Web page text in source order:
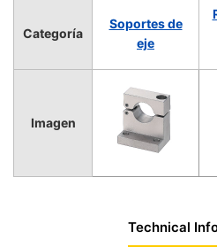
Categoría
Soportes de
eje
Imagen
Technical